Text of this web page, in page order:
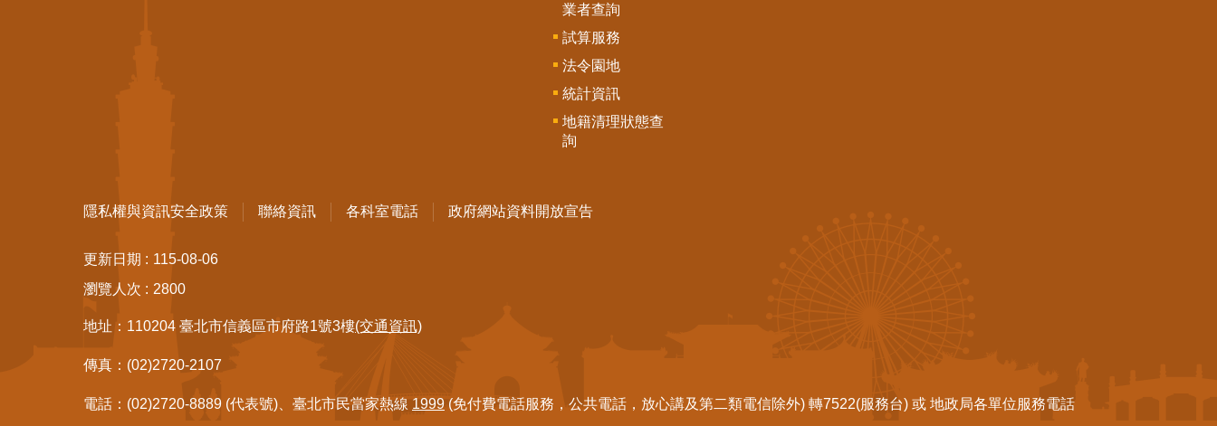
業者查詢
試算服務
法令園地
統計資訊
地籍清理狀態查
詢
隱私權與資訊安全政策 聯絡資訊 各科室電話 政府網站資料開放宣告
更新日期
115-08-06
瀏覽人次
2800
地址：110204 臺北市信義區市府路1號3樓(交通資訊)
傳真：(02)2720-2107
電話：(02)2720-8889 (代表號)、臺北市民當家熱線 1999 (免付費電話服務，公共電話，放心講及第二類電信除外) 轉7522(服務台) 或 地政局各單位服務電話